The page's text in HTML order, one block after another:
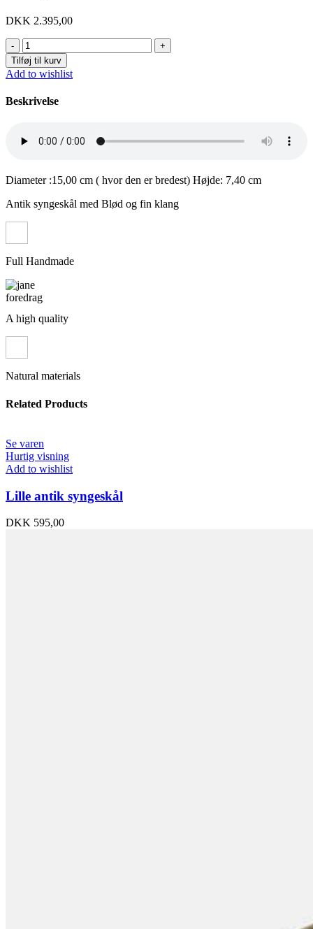
DKK 2.395,00
Stor
mellem
antik
tempelskål/Remuna
359A
antal
Tilføj til kurv
Add to wishlist
Beskrivelse
Diameter :15,00 cm ( hvor den er bredest) Højde: 7,40 cm
Antik syngeskål med Blød og fin klang
Full Handmade
A high quality
Natural materials
Related Products
Se varen
Hurtig visning
Add to wishlist
Lille antik syngeskål
DKK 595,00